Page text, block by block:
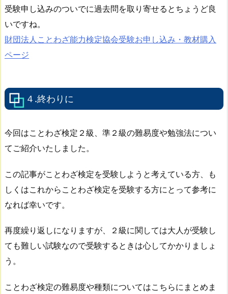
受験申し込みのついでに過去問を取り寄せるとちょうど良
いですね。
財団法人ことわざ能力検定協会受験お申し込み・教材購入
ページ
４.終わりに
今回はことわざ検定２級、準２級の難易度や勉強法につい
てご紹介いたしました。
この記事がことわざ検定を受験しようと考えている方、も
しくはこれからことわざ検定を受験する方にとって参考に
なれば幸いです。
再度繰り返しになりますが、２級に関しては大人が受験し
ても難しい試験なので受験するときは心してかかりましょ
う。
ことわざ検定の難易度や種類についてはこちらにまとめま